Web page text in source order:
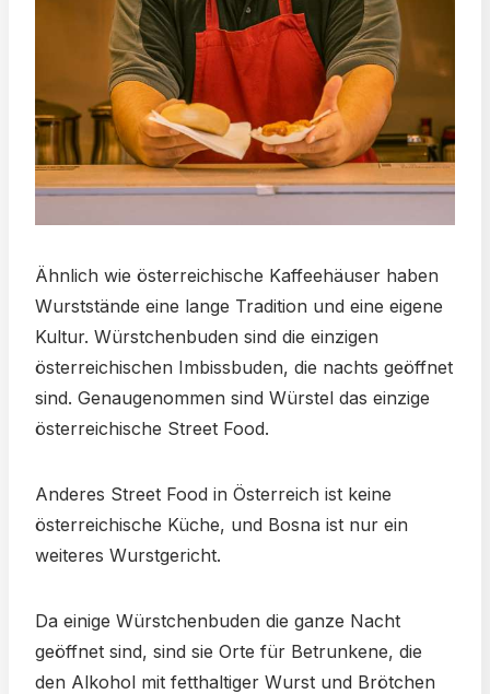
Ähnlich wie österreichische Kaffeehäuser haben
Wurststände eine lange Tradition und eine eigene
Kultur. Würstchenbuden sind die einzigen
österreichischen Imbissbuden, die nachts geöffnet
sind. Genaugenommen sind Würstel das einzige
österreichische Street Food.
Anderes Street Food in Österreich ist keine
österreichische Küche, und Bosna ist nur ein
weiteres Wurstgericht.
Da einige Würstchenbuden die ganze Nacht
geöffnet sind, sind sie Orte für Betrunkene, die
den Alkohol mit fetthaltiger Wurst und Brötchen